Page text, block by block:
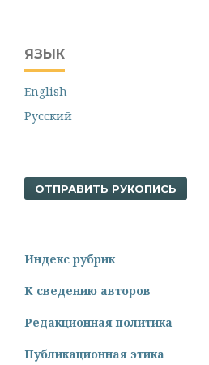
ЯЗЫК
English
Русский
ОТПРАВИТЬ РУКОПИСЬ
Индекс рубрик
К сведению авторов
Редакционная политика
Публикационная этика